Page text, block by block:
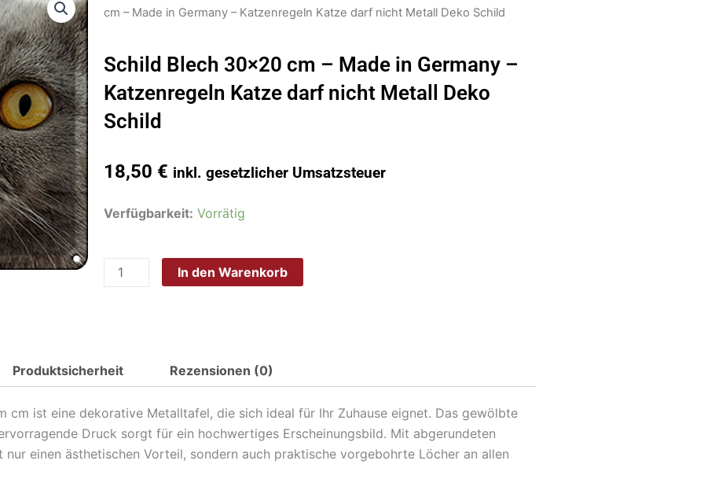
cm – Made in Germany – Katzenregeln Katze darf nicht Metall Deko Schild
Schild Blech 30×20 cm – Made in Germany –
Katzenregeln Katze darf nicht Metall Deko
Schild
18,50 € inkl. gesetzlicher Umsatzsteuer
Verfügbarkeit: Vorrätig
Schild
cm
-
Katze
darf
nicht
In den Warenkorb
Produktsicherheit Rezensionen (0)
ist eine dekorative Metalltafel, die sich ideal für Ihr Zuhause eignet. Das gewölbte
Druck sorgt für ein hochwertiges Erscheinungsbild. Mit abgerundeten
einen ästhetischen Vorteil, sondern auch praktische vorgebohrte Löcher an allen